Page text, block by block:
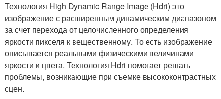
Технология High Dynamic Range Image (Hdri) это
изображение с расширенным динамическим диапазоном
за счет перехода от целочисленного определения
яркости пикселя к вещественному. То есть изображение
описывается реальными физическими величинами
яркости и цвета. Технология Hdri помогает решать
проблемы, возникающие при съемке высококонтрастных
сцен.